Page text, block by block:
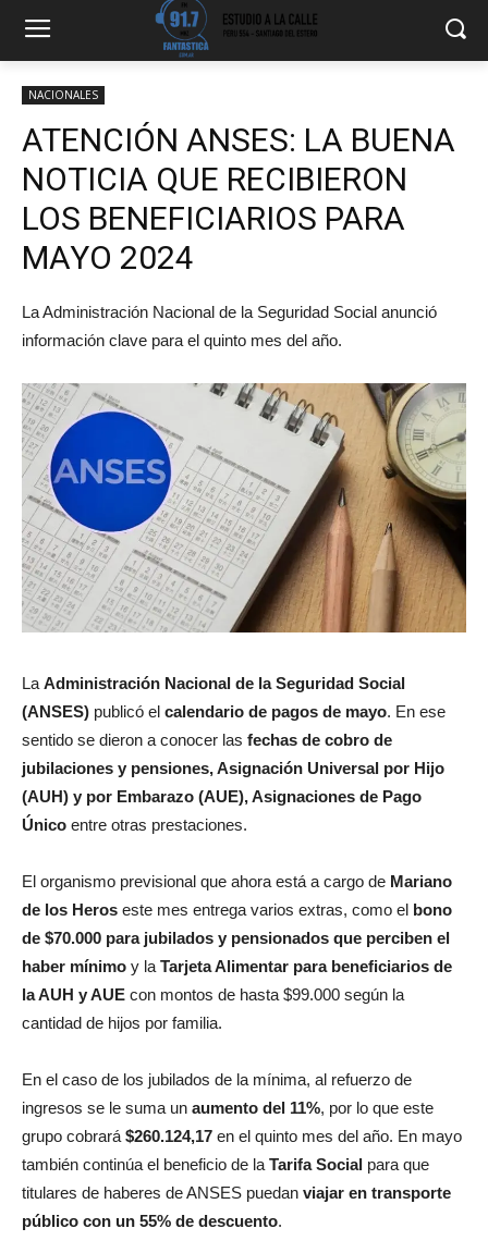
NACIONALES
ATENCIÓN ANSES: LA BUENA
NOTICIA QUE RECIBIERON
LOS BENEFICIARIOS PARA
MAYO 2024
La Administración Nacional de la Seguridad Social anunció
información clave para el quinto mes del año.
LaAdministración Nacional de la Seguridad Social
(ANSES) publicó el calendario de pagos de mayo. En ese
sentido se dieron a conocer las fechas de cobro de
jubilaciones y pensiones, Asignación Universal por Hijo
(AUH) y por Embarazo (AUE), Asignaciones de Pago
Único entre otras prestaciones.
El organismo previsional que ahora está a cargo de Mariano
de los Heros este mes entrega varios extras, como el bono
de $70.000 para jubilados y pensionados que perciben el
haber mínimo y laTarjeta Alimentar para beneficiarios de
la AUH y AUE con montos de hasta $99.000 según la
cantidad de hijos por familia.
En el caso de los jubilados de la mínima, al refuerzo de
ingresos se le suma un aumento del 11%, por lo que este
grupo cobrará$260.124,17 en el quinto mes del año. En mayo
también continúa el beneficio de laTarifa Social para que
titulares de haberes de ANSES puedan viajar en transporte
público con un 55% de descuento.